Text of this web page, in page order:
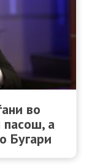
во
пасош, а
Бугари